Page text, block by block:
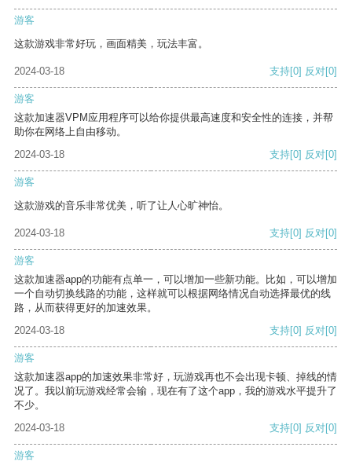
游客
这款游戏非常好玩，画面精美，玩法丰富。
2024-03-18 支持[0] 反对[0]
游客
这款加速器VPM应用程序可以给你提供最高速度和安全性的连接，并帮
助你在网络上自由移动。
2024-03-18
支持[0] 反对[0]
游客
这款游戏的音乐非常优美，听了让人心旷神怡。
2024-03-18 支持[0] 反对[0]
游客
这款加速器app的功能有点单一，可以增加一些新功能。比如，可以增加
一个自动切换线路的功能，这样就可以根据网络情况自动选择最优的线
路，从而获得更好的加速效果。
2024-03-18
支持[0] 反对[0]
游客
这款加速器app的加速效果非常好，玩游戏再也不会出现卡顿、掉线的情
况了。我以前玩游戏经常会输，现在有了这个app，我的游戏水平提升了
不少。
2024-03-18
支持[0] 反对[0]
游客